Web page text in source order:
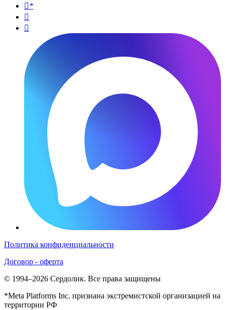
*


Политика конфиденциальности
Договор - оферта
© 1994–2026 Сердолик. Все права защищены
*Meta Platforms Inc. признана экстремистской организацией на
территории РФ